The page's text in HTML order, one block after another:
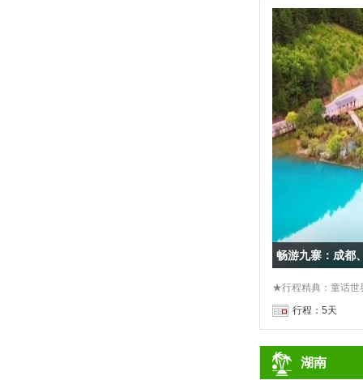
畅游九寨：成都
行程：5天
湖南